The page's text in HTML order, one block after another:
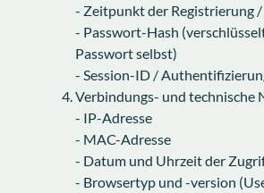
- Zeitpunkt der Registrierung
- Passwort-Hash
Passwort selbst)
- Session-ID /
Verbindungs- und technische
- IP-Adresse
- MAC-Adresse
- Datum und Uhrzeit der
- Browsertyp und -version